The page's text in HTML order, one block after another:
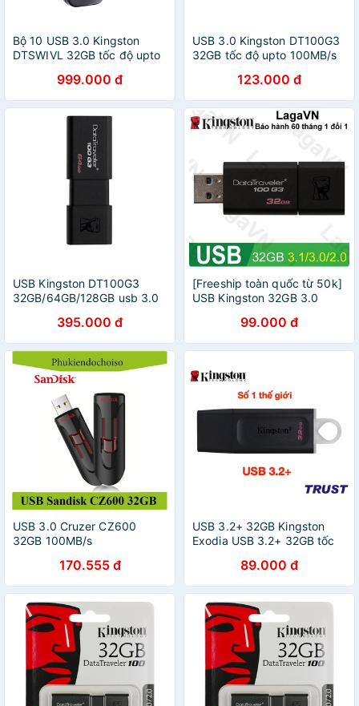
Bộ 10 USB 3.0 Kingston
DTSWIVL 32GB tốc độ upto
999.000 đ
USB 3.0 Kingston DT100G3
32GB tốc độ upto 100MB/s
CB05 Romoss - Hãng phân
phối chính thức
123.000 đ
USB Kingston DT100G3
32GB/64GB/128GB usb 3.0
395.000 đ
[Freeship toàn quốc từ 50k]
USB Kingston 32GB 3.0
99.000 đ
USB 3.0 Cruzer CZ600
32GB 100MB/s
170.555 đ
USB 3.2+ 32GB Kingston
Exodia USB 3.2+ 32GB tốc
Hàng Chính Hãng
89.000 đ